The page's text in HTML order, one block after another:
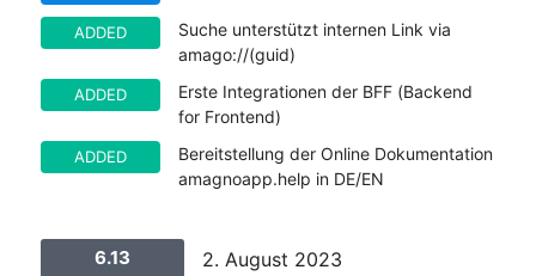
ADDED
Suche unterstützt internen Link via
amago://(guid)
ADDED
Erste Integrationen der BFF (Backend
for Frontend)
ADDED
Bereitstellung der Online Dokumentation
amagnoapp.help in DE/EN
6.13 2. August 2023